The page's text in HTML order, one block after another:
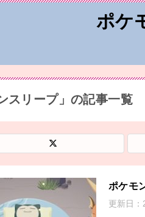
ポケ
スリープ」の記事一覧
ポケモ
更新日：